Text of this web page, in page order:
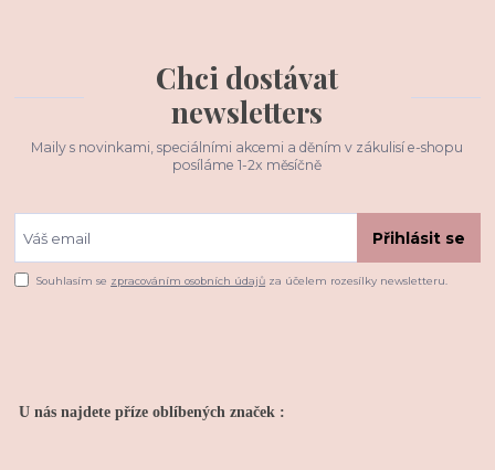
Chci dostávat
newsletters
Maily s novinkami, speciálními akcemi a děním v zákulisí e-shopu
posíláme 1-2x měsíčně
Přihlásit se
Souhlasím se zpracováním osobních údajů za účelem rozesílky newsletteru.
U nás najdete příze oblíbených značek :